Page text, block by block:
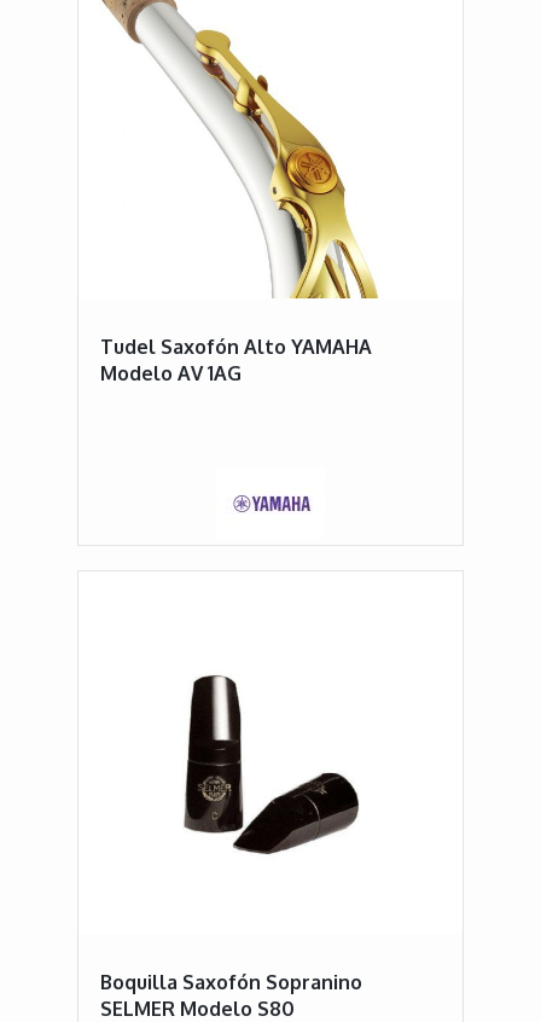
Tudel Saxofón Alto YAMAHA
Modelo AV 1AG
Boquilla Saxofón Sopranino
SELMER Modelo S80